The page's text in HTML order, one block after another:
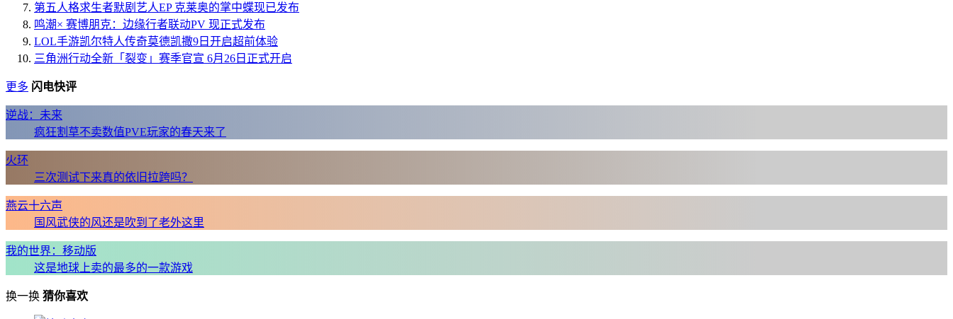
第五人格求生者默剧艺人EP 克莱奥的掌中蝶现已发布
鸣潮× 赛博朋克：边缘行者联动PV 现正式发布
LOL手游凯尔特人传奇莫德凯撒9日开启超前体验
三角洲行动全新「裂变」赛季官宣 6月26日正式开启
更多 闪电快评
逆战：未来
疯狂割草不卖数值PVE玩家的春天来了
火环
三次测试下来真的依旧拉跨吗？
燕云十六声
国风武侠的风还是吹到了老外这里
我的世界：移动版
这是地球上卖的最多的一款游戏
换一换 猜你喜欢